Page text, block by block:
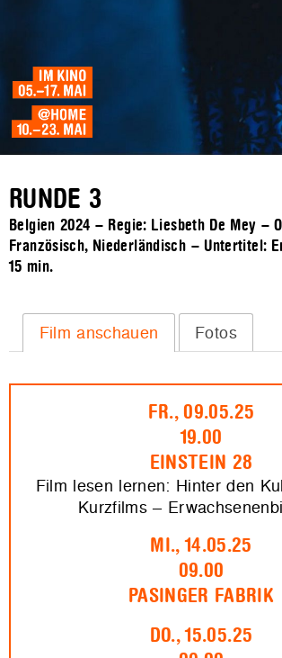
RUNDE 3
Belgien 2024 – Regie: Liesbeth De Mey –
Französisch, Niederländisch – Untertitel:
15 min.
Film anschauen Fotos
FR., 09.05.25
19.00
EINSTEIN 28
Film lesen lernen: Hinter den
Kurzfilms –
MI., 14.05.25
09.00
PASINGER FABRIK
DO., 15.05.25